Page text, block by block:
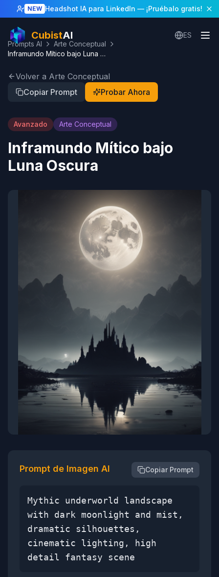
NEW Headshot IA para LinkedIn — ¡Pruébalo gratis!
CubistAI
ES
Prompts AI
Arte Conceptual
Inframundo Mítico bajo Luna Oscura
Volver a Arte Conceptual
Copiar Prompt
Probar Ahora
Avanzado Arte Conceptual
Inframundo Mítico bajo
Luna Oscura
Prompt de Imagen AI Copiar Prompt
Mythic underworld landscape
with dark moonlight and mist,
dramatic silhouettes,
cinematic lighting, high
detail fantasy scene